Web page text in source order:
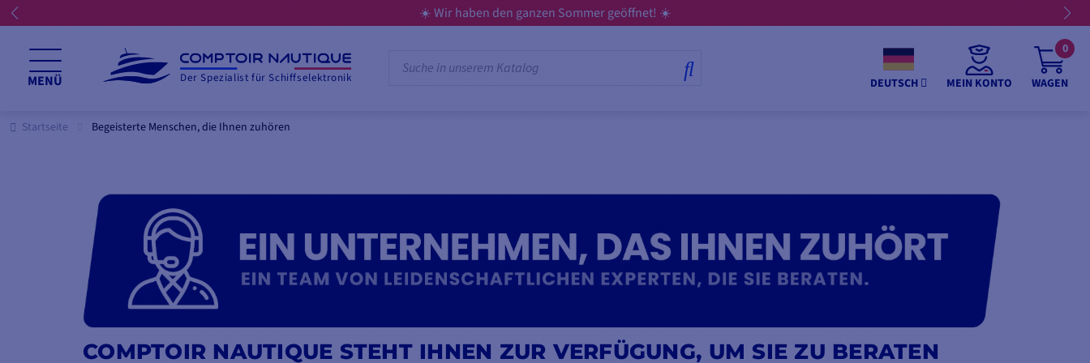
☀️ Wir haben den ganzen Sommer geöffnet! ☀️
MENÜ Der Spezialist für Schiffselektronik DEUTSCH MEIN KONTO WAGEN
0
Startseite Begeisterte Menschen, die Ihnen zuhören
COMPTOIR NAUTIQUE STEHT IHNEN ZUR VERFÜGUNG, UM SIE ZU BERATEN